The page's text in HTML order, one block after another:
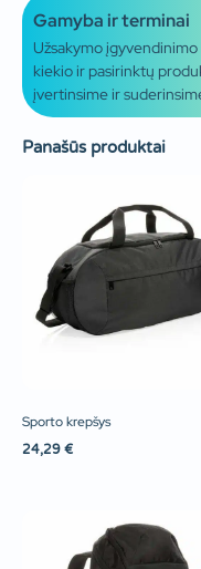
Gamyba ir terminai
Užsakymo
kiekio ir pasirinktų
įvertinsime ir
Panašūs produktai
Sporto krepšys
24,29 €